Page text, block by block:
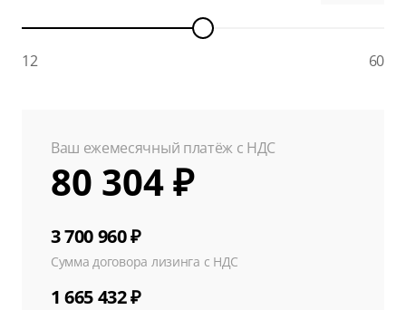
12 60
Ваш ежемесячный платёж с НДС
80 304 ₽
3 700 960 ₽
Сумма договора лизинга с НДС
1 665 432 ₽